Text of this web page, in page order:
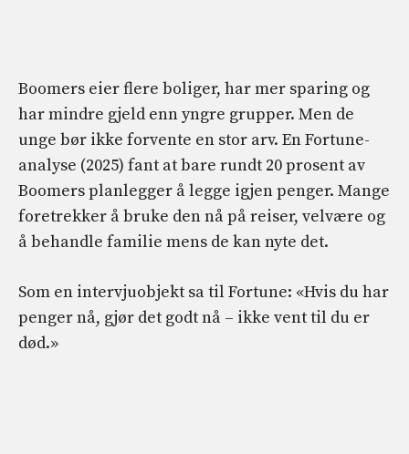
Boomers eier flere boliger, har mer sparing og
har mindre gjeld enn yngre grupper. Men de
unge bør ikke forvente en stor arv. En Fortune-
analyse (2025) fant at bare rundt 20 prosent av
Boomers planlegger å legge igjen penger. Mange
foretrekker å bruke den nå på reiser, velvære og
å behandle familie mens de kan nyte det.
Som en intervjuobjekt sa til Fortune: «Hvis du har
penger nå, gjør det godt nå – ikke vent til du er
død.»